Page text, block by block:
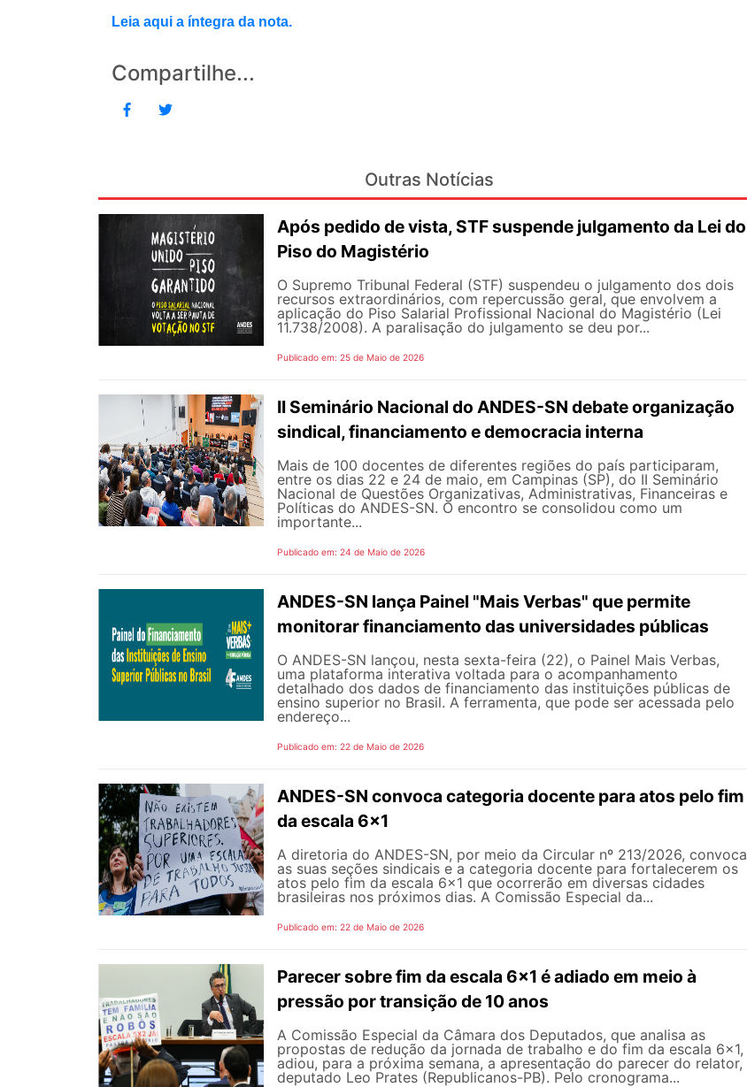
Leia aqui a íntegra da nota.
Compartilhe...
Outras Notícias
Após pedido de vista, STF suspende julgamento da Lei do
Piso do Magistério
O Supremo Tribunal Federal (STF) suspendeu o julgamento dos dois
recursos extraordinários, com repercussão geral, que envolvem a
aplicação do Piso Salarial Profissional Nacional do Magistério (Lei
11.738/2008). A paralisação do julgamento se deu por...
Publicado em: 25 de Maio de 2026
II Seminário Nacional do ANDES-SN debate organização
sindical, financiamento e democracia interna
Mais de 100 docentes de diferentes regiões do país participaram,
entre os dias 22 e 24 de maio, em Campinas (SP), do II Seminário
Nacional de Questões Organizativas, Administrativas, Financeiras e
Políticas do ANDES-SN. O encontro se consolidou como um
importante...
Publicado em: 24 de Maio de 2026
ANDES-SN lança Painel "Mais Verbas" que permite
monitorar financiamento das universidades públicas
O ANDES-SN lançou, nesta sexta-feira (22), o Painel Mais Verbas,
uma plataforma interativa voltada para o acompanhamento
detalhado dos dados de financiamento das instituições públicas de
ensino superior no Brasil. A ferramenta, que pode ser acessada pelo
endereço...
Publicado em: 22 de Maio de 2026
ANDES-SN convoca categoria docente para atos pelo fim
da escala 6x1
A diretoria do ANDES-SN, por meio da Circular nº 213/2026, convoca
as suas seções sindicais e a categoria docente para fortalecerem os
atos pelo fim da escala 6x1 que ocorrerão em diversas cidades
brasileiras nos próximos dias. A Comissão Especial da...
Publicado em: 22 de Maio de 2026
Parecer sobre fim da escala 6x1 é adiado em meio à
pressão por transição de 10 anos
A Comissão Especial da Câmara dos Deputados, que analisa as
propostas de redução da jornada de trabalho e do fim da escala 6x1,
adiou, para a próxima semana, a apresentação do parecer do relator,
deputado Leo Prates (Republicanos-PB). Pelo cronograma...